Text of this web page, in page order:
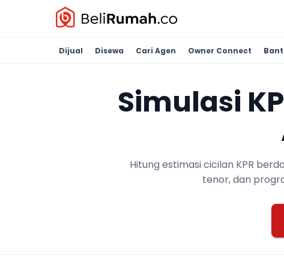
Dijual Disewa Cari Agen Owner Connect
Simulasi
Hitung estimasi cicilan KPR
tenor, dan